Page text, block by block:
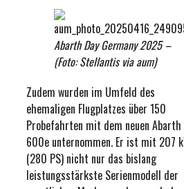
Abarth Day Germany 2025 –
(Foto: Stellantis via aum)
Zudem wurden im Umfeld des
ehemaligen Flugplatzes über 150
Probefahrten mit dem neuen Abarth
600e unternommen. Er ist mit 207
(280 PS) nicht nur das bislang
leistungsstärkste Serienmodell der